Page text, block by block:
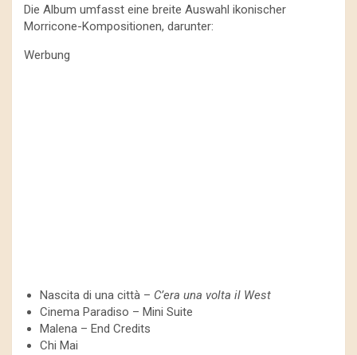
Die Album umfasst eine breite Auswahl ikonischer
Morricone-Kompositionen, darunter:
Werbung
Nascita di una città – C’era una volta il West
Cinema Paradiso – Mini Suite
Malena – End Credits
Chi Mai